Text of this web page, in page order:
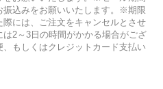
振込みをお願いいたします。※期限
には、ご注文をキャンセルとさせ
2～3日の時間がかかる場合がござ
もしくはクレジットカード支払い